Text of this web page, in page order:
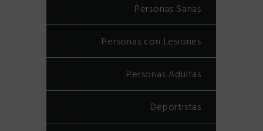
Personas Sanas
Personas con Lesiones
Personas Adultas
Deportistas